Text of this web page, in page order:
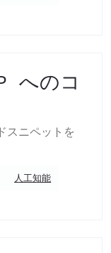
へのコ
スニペットを
人工知能